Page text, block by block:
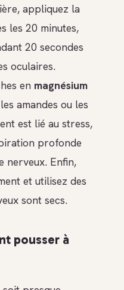
appliquez la
les 20 minutes,
20 secondes
oculaires.
en magnésium
amandes ou les
est lié au stress,
profonde
nerveux. Enfin,
et utilisez des
sont secs.
pousser à